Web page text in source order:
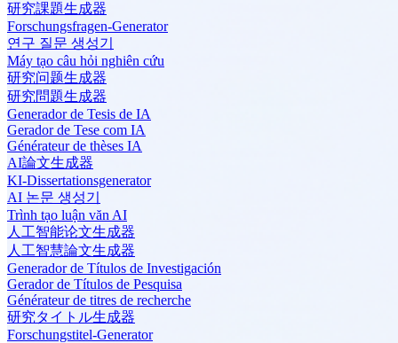
研究課題生成器
Forschungsfragen-Generator
연구 질문 생성기
Máy tạo câu hỏi nghiên cứu
研究问题生成器
研究問題生成器
Generador de Tesis de IA
Gerador de Tese com IA
Générateur de thèses IA
AI論文生成器
KI-Dissertationsgenerator
AI 논문 생성기
Trình tạo luận văn AI
人工智能论文生成器
人工智慧論文生成器
Generador de Títulos de Investigación
Gerador de Títulos de Pesquisa
Générateur de titres de recherche
研究タイトル生成器
Forschungstitel-Generator